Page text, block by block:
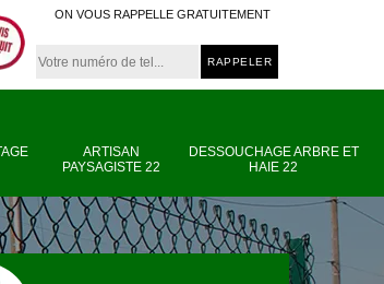
ON VOUS RAPPELLE GRATUITEMENT
ARTISAN
PAYSAGISTE 22
DESSOUCHAGE ARBRE ET
HAIE 22